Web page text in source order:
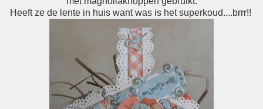
Heeft ze de lente in huis want was is het superkoud....brrr!!